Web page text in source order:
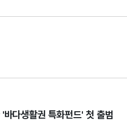
다생활권 특화펀드' 첫 출범